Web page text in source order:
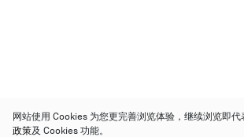
网站使用 Cookies 为您更完善浏览体验，继续浏览即代
政策及 Cookies 功能。